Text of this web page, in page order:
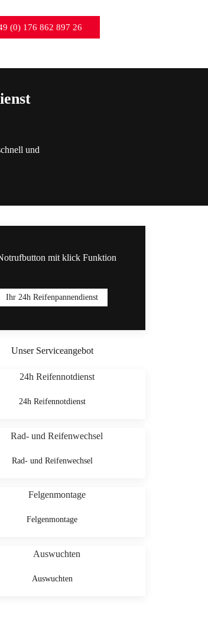
(0) 176 862 897 26
und
Ihr 24h Reifenpannendienst
Unser Serviceangebot
24h Reifennotdienst
Rad- und Reifenwechsel
Felgenmontage
Auswuchten